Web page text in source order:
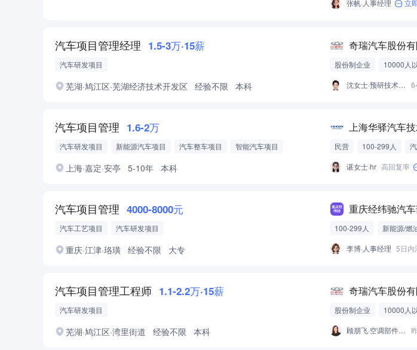
张帆·人事经理
立
汽车项目管理经理 1.5-3万·15薪
汽车研发项目
芜湖·鸠江区·芜湖经济技术开发区 经验不限 本科
奇瑞汽车股份
股份制企业 10000人
沈女士·预研技术中心hrbp 6
汽车项目管理 1.6-2万
汽车研发项目 新能源汽车项目 汽车整车项目
智能汽车项目
上海·嘉定·安亭 5-10年 本科
上海华驿汽车
民营 100-299人
谌女士·hr 高回复率
汽车项目管理 4000-8000元
汽车工艺项目 汽车研发项目
重庆·江津·珞璜 经验不限 大专
重庆经纬驰汽
100-299人
新能源/燃
李博·人事经理 5日内
汽车项目管理工程师 1.1-2.2万·15薪
汽车研发项目
芜湖·鸠江区·湾里街道 经验不限 本科
奇瑞汽车股份
股份制企业 10000人
顾朋飞·空调部件开发